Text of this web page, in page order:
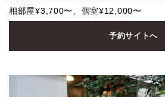
相部屋¥3,700〜、個室¥12,000〜
予約サイトへ